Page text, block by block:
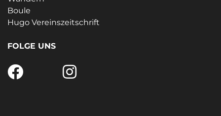
Boule
Hugo Vereinszeitschrift
FOLGE UNS